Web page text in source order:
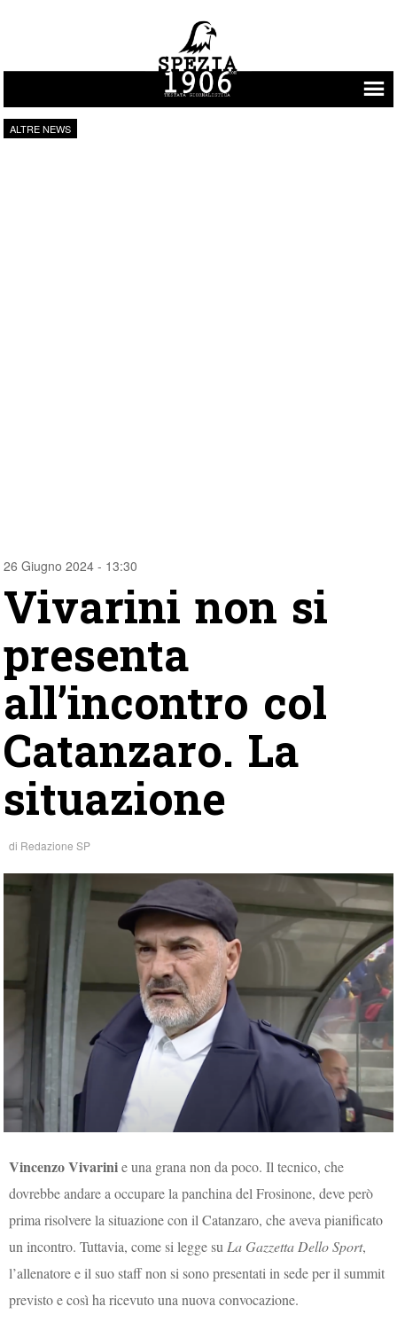
Vai al contenuto
ALTRE NEWS
26 Giugno 2024 - 13:30
Vivarini non si
presenta
all’incontro col
Catanzaro. La
situazione
di Redazione SP
Vincenzo Vivarinie una grana non da poco. Il tecnico, che
dovrebbe andare a occupare la panchina del Frosinone, deve però
prima risolvere la situazione con il Catanzaro, che aveva pianificato
un incontro. Tuttavia, come si legge su La Gazzetta Dello Sport,
l’allenatore e il suo staff non si sono presentati in sede per il summit
previsto e così ha ricevuto una nuova convocazione.